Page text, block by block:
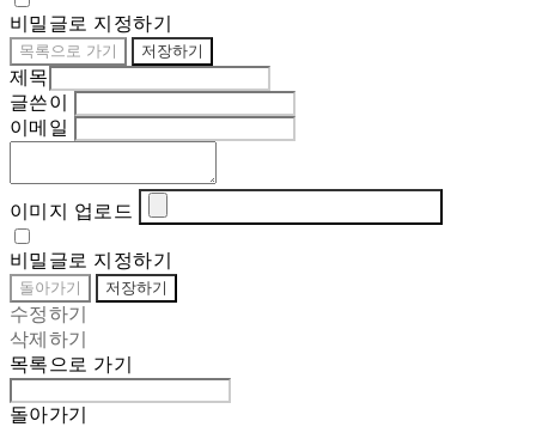
비밀글로 지정하기
목록으로 가기 저장하기
제목
글쓴이
이메일
이미지 업로드
비밀글로 지정하기
돌아가기 저장하기
수정하기
삭제하기
목록으로 가기
돌아가기